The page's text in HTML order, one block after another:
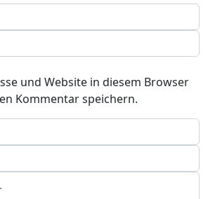
und Website in diesem Browser
Kommentar speichern.